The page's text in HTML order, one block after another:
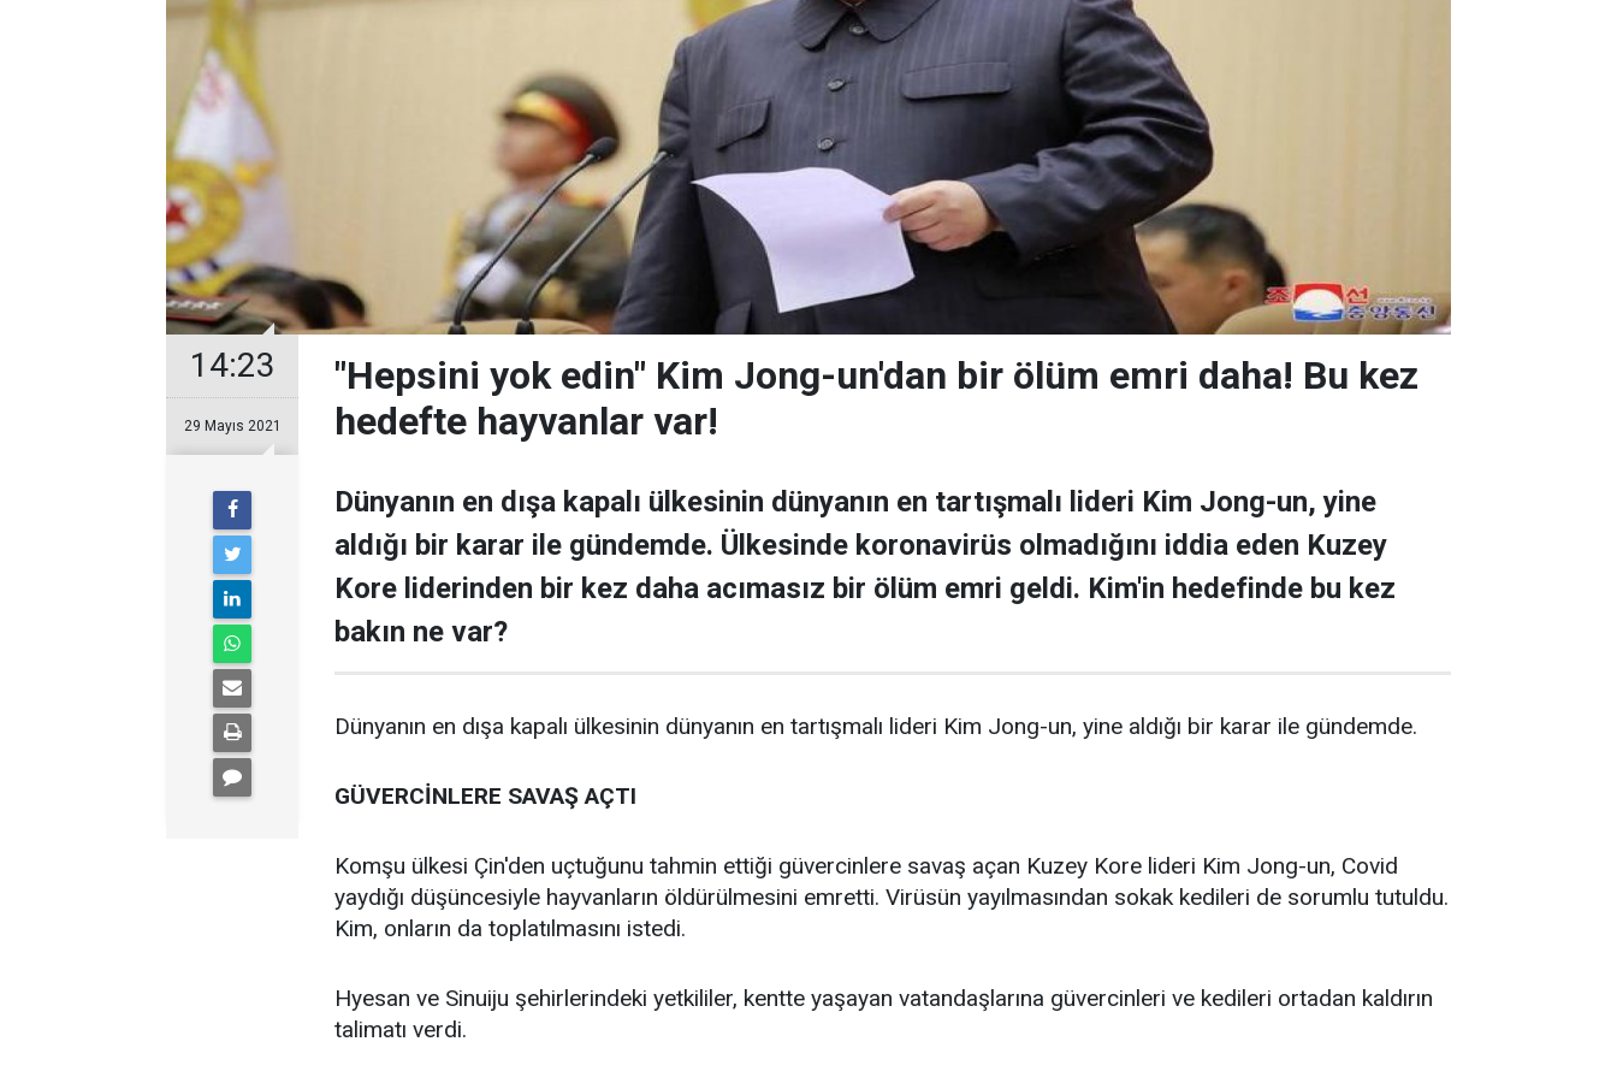
14:23
29 Mayıs 2021
"Hepsini yok edin" Kim Jong-un'dan bir ölüm emri daha! Bu kez
hedefte hayvanlar var!
Dünyanın en dışa kapalı ülkesinin dünyanın en tartışmalı lideri Kim Jong-un, yine
aldığı bir karar ile gündemde. Ülkesinde koronavirüs olmadığını iddia eden Kuzey
Kore liderinden bir kez daha acımasız bir ölüm emri geldi. Kim'in hedefinde bu kez
bakın ne var?
Dünyanın en dışa kapalı ülkesinin dünyanın en tartışmalı lideri Kim Jong-un, yine aldığı bir karar ile gündemde.
GÜVERCİNLERE SAVAŞ AÇTI
Komşu ülkesi Çin'den uçtuğunu tahmin ettiği güvercinlere savaş açan Kuzey Kore lideri Kim Jong-un, Covid
yaydığı düşüncesiyle hayvanların öldürülmesini emretti. Virüsün yayılmasından sokak kedileri de sorumlu tutuldu.
Kim, onların da toplatılmasını istedi.
Hyesan ve Sinuiju şehirlerindeki yetkililer, kentte yaşayan vatandaşlarına güvercinleri ve kedileri ortadan kaldırın
talimatı verdi.